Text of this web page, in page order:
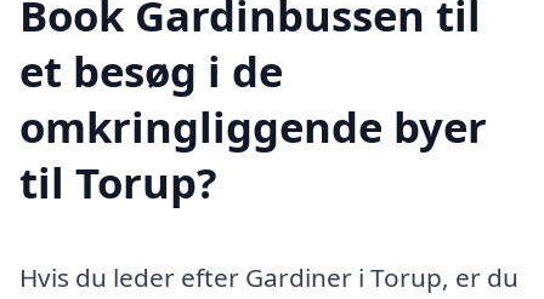
Book Gardinbussen til
et besøg i de
omkringliggende byer
til Torup?
Hvis du leder efter Gardiner i Torup, er du